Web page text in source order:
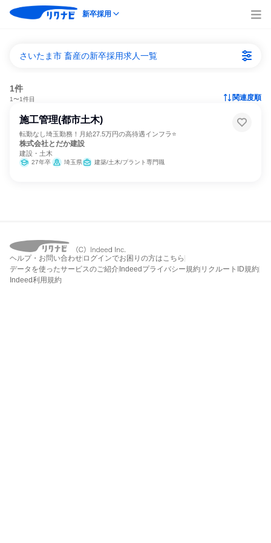
新卒採用
さいたま市 畜産の新卒採用求人一覧
1件
1〜1件目 関連度順
施工管理(都市土木)
転勤なし埼玉勤務！月給27.5万円の高待遇インフラ⭐
株式会社とだか建設
建設・土木
27年卒 埼玉県 建築/土木/プラント専門職
ヘルプ・お問い合わせ ログインでお困りの方はこちら
データを使ったサービスのご紹介 Indeedプライバシー規約 リクルートID規約
Indeed利用規約